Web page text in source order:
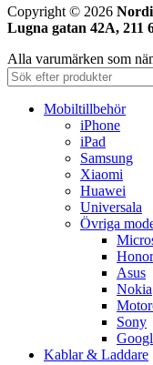
Copyright © 2026
Lugna gatan 42A, 211
Alla varumärken som
Mobiltillbehör
iPhone
iPad
Samsung
Xiaomi
Huawei
Universala
Övriga
Honor
Asus
Nokia
Sony
Kablar & Laddare